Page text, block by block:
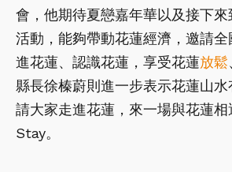
會，他期待夏戀嘉年華以及接下
活動，能夠帶動花蓮經濟，邀請
進花蓮、認識花蓮，享受花蓮放鬆
縣長徐榛蔚則進一步表示花蓮山
請大家走進花蓮，來一場與花蓮
Stay。